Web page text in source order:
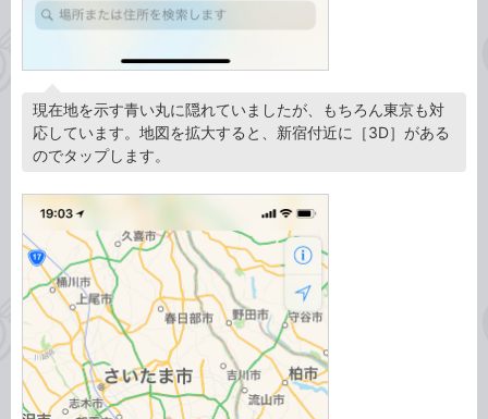
現在地を示す青い丸に隠れていましたが、もちろん東京も対
応しています。地図を拡大すると、新宿付近に［3D］がある
のでタップします。